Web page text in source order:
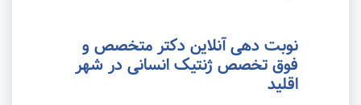
نوبت دهی آنلاین دکتر متخصص و
فوق تخصص ژنتیک انسانی در شهر
اقلید